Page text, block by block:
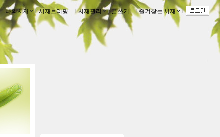
나의서재 ｌ서재브리핑 ｌ서재관리 ｌ글쓰기 ｌ즐겨찾는 서재 ｌ